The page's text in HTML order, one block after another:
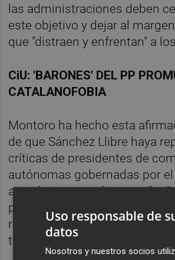
las administraciones deben
este objetivo y dejar al
que "distraen y enfrentan" a
CiU: 'BARONES' DEL PP
CATALANOFOBIA
Montoro ha hecho esta
de que Sánchez Llibre haya
críticas de presidentes de
autónomas gobernadas por
asimétrico y sus "ataques" a
provocando "una catalanofobia
responde más a criterios
territoriales que a cuestiones
Uso responsable de
datos
Nosotros y nuestros socios